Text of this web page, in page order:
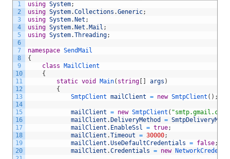
1
2
3
4
5
6
7
8
9
10
11
12
13
14
15
16
17
18
19
20
using System;
using System.Collections .Generic;
using System. Net ;
using System. Net . Mail ;
using System.Threading;
namespace SendMail
{
class
MailClient
{
static void Main( string args )
{
SmtpClient mailClient = new SmtpClient ( ) ;
mailClient = new SmtpClient ( "smtp.gmail.com"
mailClient . DeliveryMethod =
mailClient . EnableSsl = true;
mailClient .Timeout = 30000;
mailClient .UseDefaultCredentials = false;
mailClient .Credentials = new